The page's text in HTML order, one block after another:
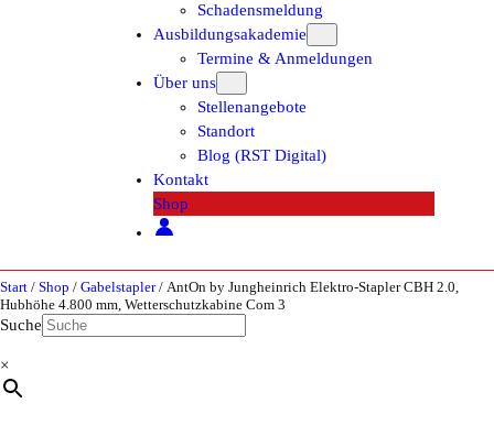
Schadensmeldung
Ausbildungsakademie
Termine & Anmeldungen
Über uns
Stellenangebote
Standort
Blog (RST Digital)
Kontakt
Shop
Start / Shop / Gabelstapler/ AntOn by Jungheinrich Elektro-Stapler CBH 2.0,
Hubhöhe 4.800 mm, Wetterschutzkabine Com 3
Suche
×